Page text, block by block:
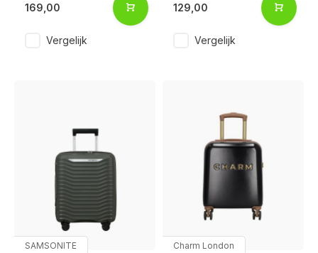
169,00
Vergelijk
129,00
Vergelijk
SAMSONITE Charm London